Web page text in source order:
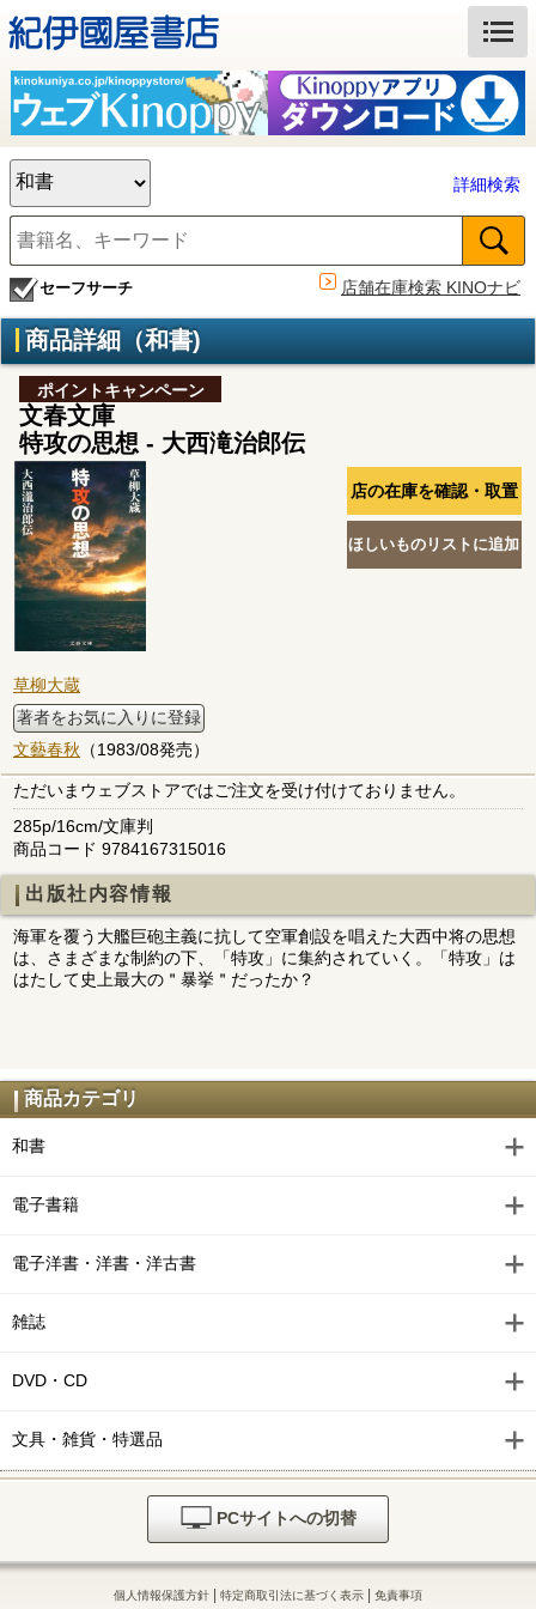
詳細検索
セーフサーチ 店舗在庫検索 KINOナビ
商品詳細（和書)
ポイントキャンペーン
文春文庫
特攻の思想 - 大西滝治郎伝
草柳大蔵
著者をお気に入りに登録
文藝春秋 （1983/08発売）
ただいまウェブストアではご注文を受け付けておりません。
285p/16cm/文庫判
商品コード 9784167315016
出版社内容情報
海軍を覆う大艦巨砲主義に抗して空軍創設を唱えた大西中将の思想
は、さまざまな制約の下、「特攻」に集約されていく。「特攻」は
はたして史上最大の＂暴挙＂だったか？
商品カテゴリ
和書
電子書籍
電子洋書・洋書・洋古書
雑誌
DVD・CD
文具・雑貨・特選品
PCサイトへの切替
個人情報保護方針 | 特定商取引法に基づく表示 | 免責事項